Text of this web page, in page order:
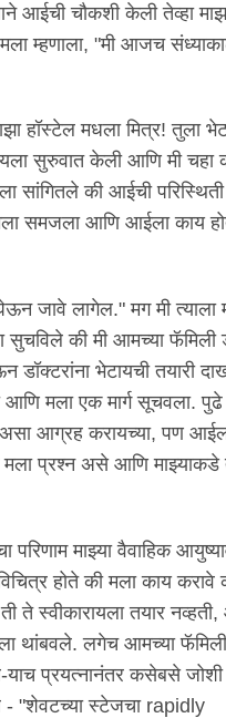
आईची चौकशी केली तेव्हा
म्हणाला, "मी आजच
हॉस्टेल मधला मित्र! तुला
सुरुवात केली आणि मी चहा
सांगितले की आईची
मला समजला आणि आईला काय
जावे लागेल." मग मी त्याला
की मी आमच्या फॅमिली
भेटायची तयारी
आणि मला एक मार्ग सूचवला. पुढे
आग्रह करायच्या, पण
प्रश्न असे आणि माझ्याकडे
परिणाम माझ्या वैवाहिक
होते की मला काय करावे
ते स्वीकारायला तयार
थांबवले. लगेच आमच्या फॅमिली
याच प्रयत्नानंतर कसेबसे जोशी
- "शेवटच्या स्टेजचा rapidly